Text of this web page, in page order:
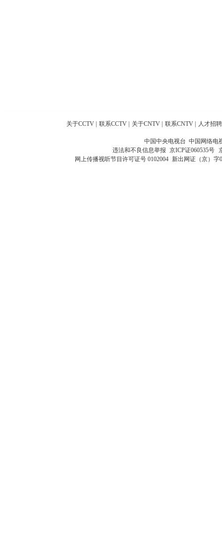
关于CCTV 联系CCTV 关于CNTV 联系CNTV 人才招聘
中国中央电视台 中国网络电
违法和不良信息举报 京ICP证060535号
网上传播视听节目许可证号 0102004 新出网证（京）